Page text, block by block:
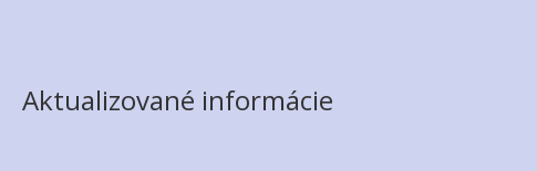
Aktualizované informácie